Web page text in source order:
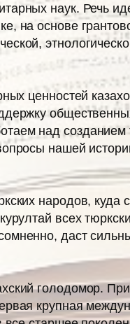
наук. Речь
на основе
ценностей
над созданием
нашей
народов, куда
всех
даст
голодомор.
крупная